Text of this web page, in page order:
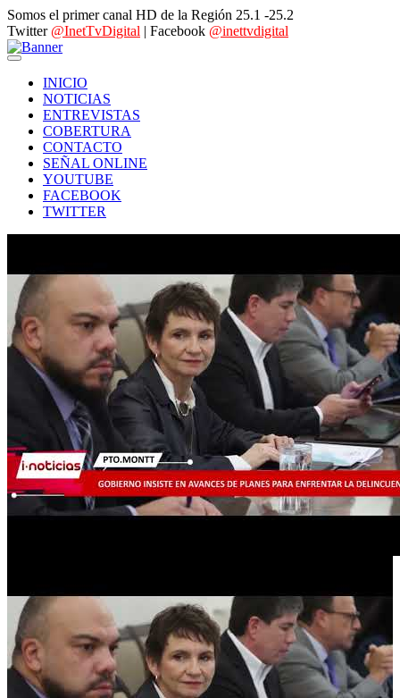
Somos el primer canal HD de la Región 25.1 -25.2
Twitter @InetTvDigital | Facebook @inettvdigital
INICIO
NOTICIAS
ENTREVISTAS
COBERTURA
CONTACTO
SEÑAL ONLINE
YOUTUBE
FACEBOOK
TWITTER